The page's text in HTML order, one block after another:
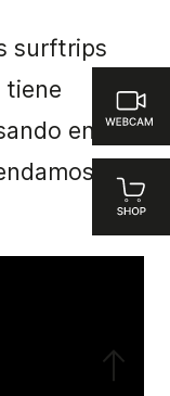
surftrips
tiene
en tu
ver